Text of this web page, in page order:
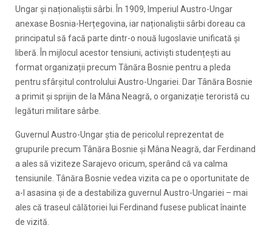
Ungar și naționaliștii sârbi. În 1909, Imperiul Austro-Ungar
anexase Bosnia-Herțegovina, iar naționaliștii sârbi doreau ca
principatul să facă parte dintr-o nouă Iugoslavie unificată și
liberă. În mijlocul acestor tensiuni, activiști studențești au
format organizații precum Tânăra Bosnie pentru a pleda
pentru sfârșitul controlului Austro-Ungariei. Dar Tânăra Bosnie
a primit și sprijin de la Mâna Neagră, o organizație teroristă cu
legături militare sârbe.
Guvernul Austro-Ungar știa de pericolul reprezentat de
grupurile precum Tânăra Bosnie și Mâna Neagră, dar Ferdinand
a ales să viziteze Sarajevo oricum, sperând că va calma
tensiunile. Tânăra Bosnie vedea vizita ca pe o oportunitate de
a-l asasina și de a destabiliza guvernul Austro-Ungariei – mai
ales că traseul călătoriei lui Ferdinand fusese publicat înainte
de vizită.